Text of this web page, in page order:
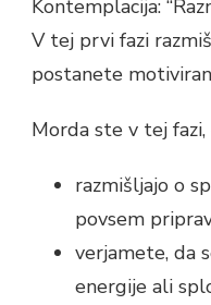
Kontemplacija:
V tej prvi fazi
postanete
Morda ste v tej
razmišljajo o
povsem
verjamete, da
energije ali